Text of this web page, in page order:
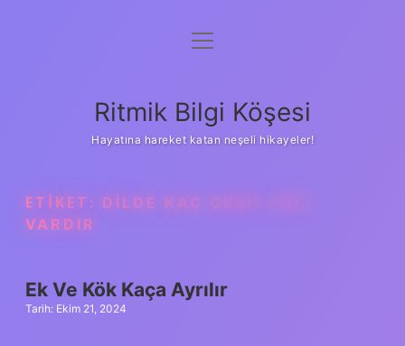
Anasayfa
Yasal Uyarı
menüyü
Ritmik Bilgi Köşesi
Hayatına hareket katan neşeli hikayeler!
ETIKET: DILDE KAÇ ÇEŞIT KÖK
VARDIR
Ek Ve Kök Kaça Ayrılır
Tarih: Ekim 21, 2024